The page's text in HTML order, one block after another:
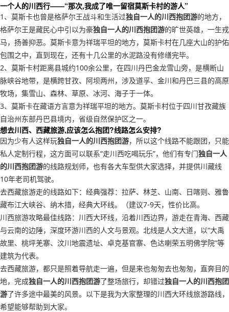
一个人的川西行——“那次,我成了唯一留宿莫斯卡村的游人”
1、莫斯卡也曾是格萨尔王战斗和生活过独自一人的川西抱团游的地方，
格萨尔王是藏民心中引以为豪独自一人的川西抱团游的旷世英雄，一生戎
马，扬善抑恶。莫斯卡意为祥瑞平坦的地方，莫斯卡村在几座大山的护佑
包围之中，直到现在，还有十几公里的水泥路没有修缮完毕。
2、莫斯卡村距离县城约100余公里，在四川丹巴金龙雪山旁，是横断山
脉峡谷地带，是横跨甘孜、阿坝两州，涉及道孚、金川和丹巴三县的高原
牧场，集雪山、森林、草原、冰河、海子于一体。
3、莫斯卡在藏语方言意为祥瑞平坦的地方。莫斯卡村位于四川甘孜藏族
自治州东部丹巴县境内，省级自然保护区之一。
想去川西、西藏旅游,应该怎么抱团?线路怎么安排?
因为少有人这样玩独自一人的川西抱团游，所以这个线路不能跟团，只能
私人定制行程，这方面可以联系“走川西吃喝玩乐”，他们有专门独自一人
的川西抱团游的线路规划师，也有各大车型供大家选择，并提供川藏线
10年老司机驾驶。
去西藏旅游走的线路如下：经典强荐：拉萨、林芝、山南、日喀则、雅鲁
藏布江大峡谷、纳木措，经典大环线。（建议7-9天，性价比高。
川西旅游攻略最佳线路：川西大环线，沿着川西边界，游走在青海、西藏
与云南的边陲，深度环游川西的人文与景观。北线是人文大道，以“大禹
故里、桃坪羌寨、汶川地震遗址、卓克基官寨、色达喇荣五明佛学院”等
建筑为代表。
去西藏旅游，都只是照着导航走一遍，但是来也匆匆去也匆匆，直奔目的
地，完成独自一人的川西抱团游了整场旅行，却错过独自一人的川西抱团
游了许多途中最美的风景。以下是我为大家整理的川西大环线旅游路线，
希望能够帮助到大家。